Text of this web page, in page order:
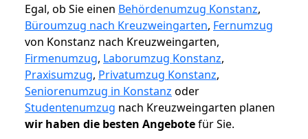
Egal, ob Sie einen Behördenumzug Konstanz,
Büroumzug nach Kreuzweingarten, Fernumzug
von Konstanz nach Kreuzweingarten,
Firmenumzug, Laborumzug Konstanz,
Praxisumzug, Privatumzug Konstanz,
Seniorenumzug in Konstanz oder
Studentenumzug nach Kreuzweingarten planen
wir haben die besten Angebotefür Sie.